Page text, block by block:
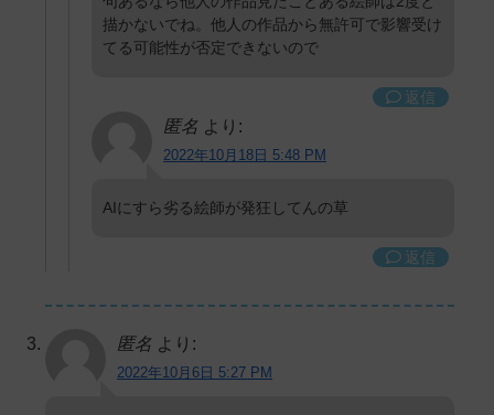
描かないでね。他人の作品から無許可で影響受け
てる可能性が否定できないので
返信
匿名 より:
2022年10月18日 5:48 PM
AIにすら劣る絵師が発狂してんの草
返信
匿名 より:
2022年10月6日 5:27 PM